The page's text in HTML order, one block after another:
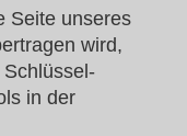
Seite unseres
wird,
in der